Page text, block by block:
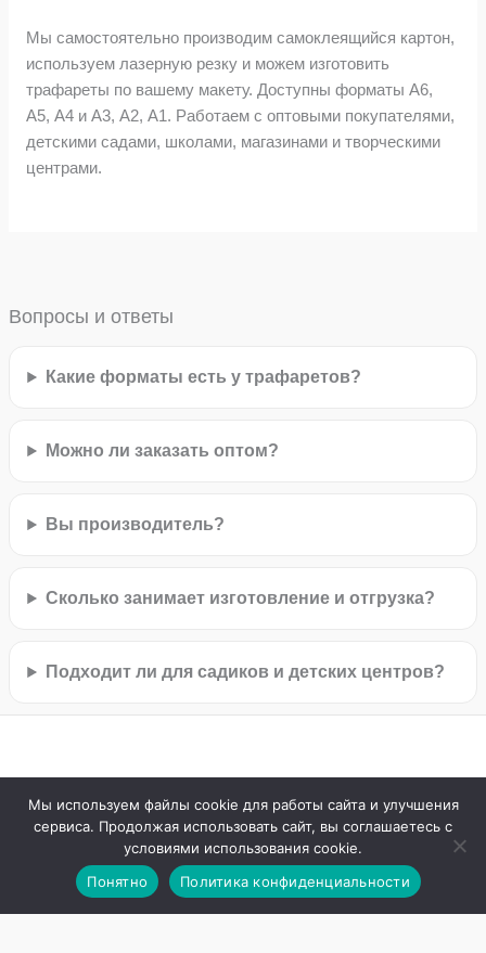
Мы самостоятельно производим самоклеящийся картон,
используем лазерную резку и можем изготовить
трафареты по вашему макету. Доступны форматы А6,
А5, А4 и А3, А2, А1. Работаем с оптовыми покупателями,
детскими садами, школами, магазинами и творческими
центрами.
Вопросы и ответы
Какие форматы есть у трафаретов?
Можно ли заказать оптом?
Вы производитель?
Сколько занимает изготовление и отгрузка?
Подходит ли для садиков и детских центров?
Официальный сайт © 2026 ООО Ассоциация Развитие
Мы используем файлы cookie для работы сайта и улучшения
сервиса. Продолжая использовать сайт, вы соглашаетесь с
условиями использования cookie.
Понятно
Политика конфиденциальности